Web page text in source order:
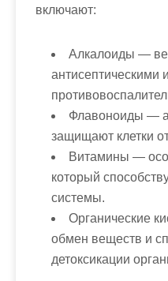
включают:
Алкалоиды —
антисептическими и
Флавоноиды —
защищают клетки
Витамины —
который
системы.
Органические
обмен веществ и
детоксикации